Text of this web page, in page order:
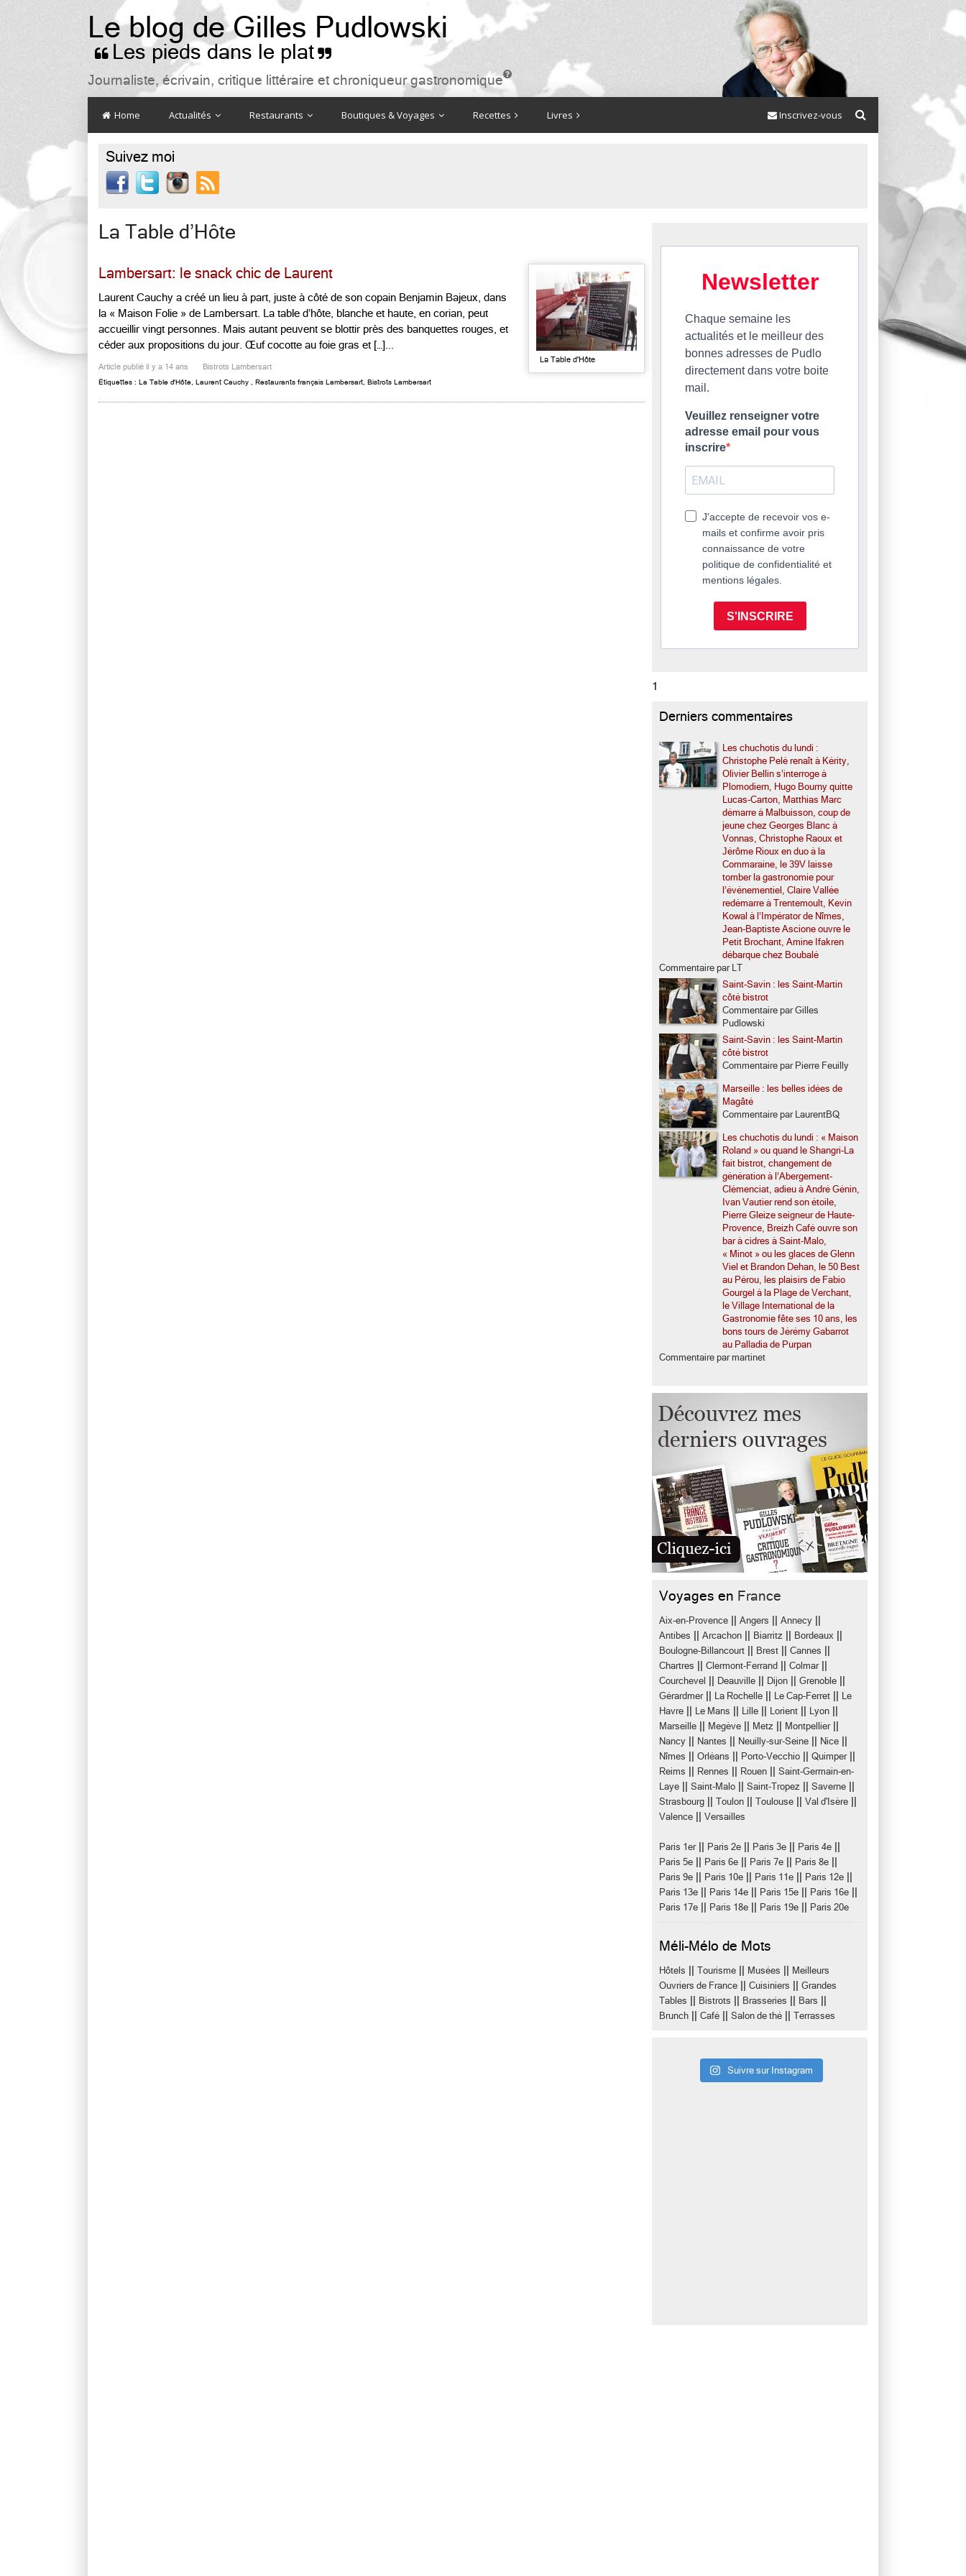
Le blog de Gilles Pudlowski
 Les pieds dans le plat 
Journaliste, écrivain, critique littéraire et chroniqueur gastronomique

Home Actualités Restaurants Boutiques & Voyages Recettes Livres Inscrivez-vous
Suivez moi

La Table d’Hôte
Lambersart: le snack chic de Laurent
Laurent Cauchy a créé un lieu à part, juste à côté de son copain Benjamin Bajeux, dans
la « Maison Folie » de Lambersart. La table d’hôte, blanche et haute, en corian, peut
accueillir vingt personnes. Mais autant peuvent se blottir près des banquettes rouges, et
céder aux propositions du jour. Œuf cocotte au foie gras et […]...
Article publié il y a 14 ans Bistrots Lambersart
Étiquettes : La Table d'Hôte Laurent Cauchy Restaurants français Lambersart Bistrots Lambersart
La Table d'Hôte
Newsletter
Chaque semaine les
actualités et le meilleur des
bonnes adresses de Pudlo
directement dans votre boite
mail.
Veuillez renseigner votre
adresse email pour vous
inscrire
J'accepte de recevoir vos e-
mails et confirme avoir pris
connaissance de votre
politique de confidentialité et
mentions légales.
S'INSCRIRE
1
Derniers commentaires
Les chuchotis du lundi :
Christophe Pelé renaît à Kérity,
Olivier Bellin s’interroge à
Plomodiern, Hugo Bourny quitte
Lucas-Carton, Matthias Marc
démarre à Malbuisson, coup de
jeune chez Georges Blanc à
Vonnas, Christophe Raoux et
Jérôme Rioux en duo à la
Commaraine, le 39V laisse
tomber la gastronomie pour
l’événementiel, Claire Vallée
redémarre à Trentemoult, Kevin
Kowal à l’Impérator de Nîmes,
Jean-Baptiste Ascione ouvre le
Petit Brochant, Amine Ifakren
débarque chez Boubalé
Commentaire par LT
Saint-Savin : les Saint-Martin
côté bistrot
Commentaire par Gilles
Pudlowski
Saint-Savin : les Saint-Martin
côté bistrot
Commentaire par Pierre Feuilly
Marseille : les belles idées de
Magâté
Commentaire par LaurentBQ
Les chuchotis du lundi : « Maison
Roland » ou quand le Shangri-La
fait bistrot, changement de
génération à l’Abergement-
Clémenciat, adieu à André Génin,
Ivan Vautier rend son étoile,
Pierre Gleize seigneur de Haute-
Provence, Breizh Café ouvre son
bar à cidres à Saint-Malo,
« Minot » ou les glaces de Glenn
Viel et Brandon Dehan, le 50 Best
au Pérou, les plaisirs de Fabio
Gourgel à la Plage de Verchant,
le Village International de la
Gastronomie fête ses 10 ans, les
bons tours de Jérémy Gabarrot
au Palladia de Purpan
Commentaire par martinet
Voyages en France
Aix-en-Provence Angers Annecy
Antibes Arcachon Biarritz Bordeaux
Boulogne-Billancourt Brest Cannes
Chartres Clermont-Ferrand Colmar||
Courchevel Deauville Dijon Grenoble
Gérardmer|| La Rochelle Le Cap-Ferret
Le
Havre
Le Mans Lille Lorient Lyon
Marseille Megève Metz Montpellier||
Nancy Nantes Neuilly-sur-Seine Nice
Nîmes Orléans Porto-Vecchio Quimper||
Reims Rennes Rouen
Saint-Germain-en-
Laye
Saint-Malo Saint-Tropez Saverne
Strasbourg Toulon Toulouse Val d'Isère
Valence Versailles
Paris 1er|| Paris 2e Paris 3e Paris 4e
Paris 5e Paris 6e Paris 7e Paris 8e
Paris 9e Paris 10e Paris 11e Paris 12e
Paris 13e Paris 14e Paris 15e Paris 16e
Paris 17e Paris 18e Paris 19e Paris 20e
Méli-Mélo de Mots
Hôtels Tourisme Musées
Meilleurs
Ouvriers de France
Cuisiniers
Grandes
Tables
Bistrots Brasseries Bars
Brunch Café Salon de thé Terrasses
Suivre sur Instagram